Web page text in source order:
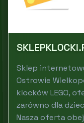
Sklep internetowy
Ostrowie
klocków LEGO,
zarówno dla
Nasza oferta